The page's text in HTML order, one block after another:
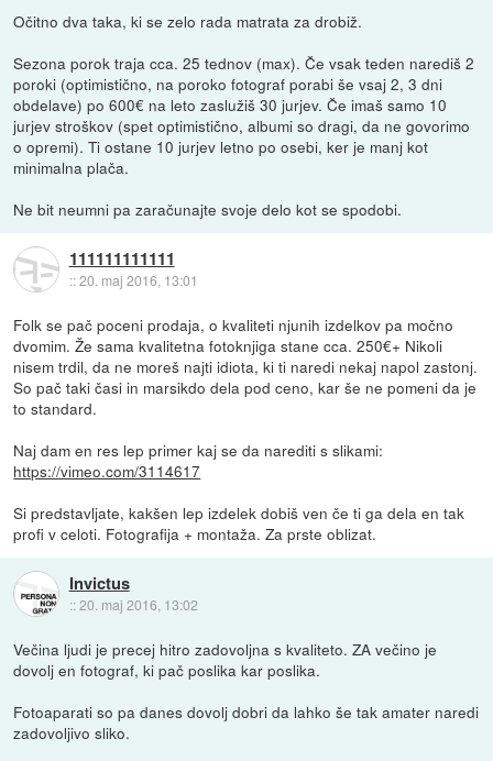
Očitno dva taka, ki se zelo rada matrata za drobiž.
Sezona porok traja cca. 25 tednov (max). Če vsak teden narediš 2
poroki (optimistično, na poroko fotograf porabi še vsaj 2, 3 dni
obdelave) po 600€ na leto zaslužiš 30 jurjev. Če imaš samo 10
jurjev stroškov (spet optimistično, albumi so dragi, da ne govorimo
o opremi). Ti ostane 10 jurjev letno po osebi, ker je manj kot
minimalna plača.
Ne bit neumni pa zaračunajte svoje delo kot se spodobi.
111111111111
::20. maj 2016, 13:01
Folk se pač poceni prodaja, o kvaliteti njunih izdelkov pa močno
dvomim. Že sama kvalitetna fotoknjiga stane cca. 250€+ Nikoli
nisem trdil, da ne moreš najti idiota, ki ti naredi nekaj napol zastonj.
So pač taki časi in marsikdo dela pod ceno, kar še ne pomeni da je
to standard.
Naj dam en res lep primer kaj se da narediti s slikami:
https://vimeo.com/3114617
Si predstavljate, kakšen lep izdelek dobiš ven če ti ga dela en tak
profi v celoti. Fotografija + montaža. Za prste oblizat.
Invictus
::20. maj 2016, 13:02
Večina ljudi je precej hitro zadovoljna s kvaliteto. ZA večino je
dovolj en fotograf, ki pač poslika kar poslika.
Fotoaparati so pa danes dovolj dobri da lahko še tak amater naredi
zadovoljivo sliko.